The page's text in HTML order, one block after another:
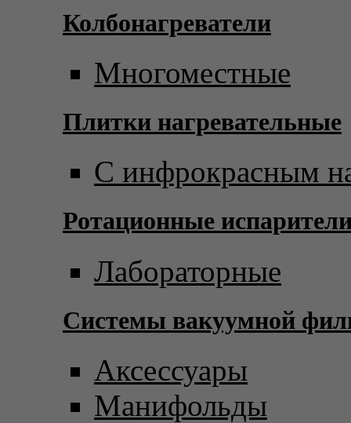
Колбонагреватели
Многоместные
Плитки нагревательные
С инфрокрасным
Ротационные
Лабораторные
Системы вакуумной
Аксессуары
Манифольды